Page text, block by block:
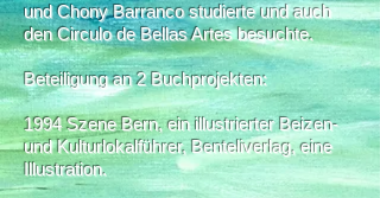
und Chony Barranco studierte und auch
den Circulo de Bellas Artes besuchte.
Beteiligung an 2 Buchprojekten:
1994 Szene Bern, ein illustrierter Beizen-
und Kulturlokalführer, Benteliverlag, eine
Illustration.